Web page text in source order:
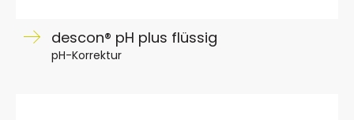
descon® pH plus flüssig
pH-Korrektur